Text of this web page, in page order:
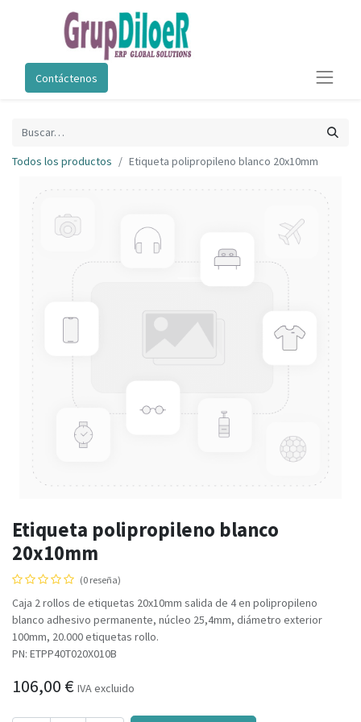
Contáctenos
Todos los productos Etiqueta polipropileno blanco 20x10mm
Etiqueta polipropileno blanco
20x10mm
(0 reseña)
Caja 2 rollos de etiquetas 20x10mm salida de 4 en polipropileno
blanco adhesivo permanente, núcleo 25,4mm, diámetro exterior
100mm, 20.000 etiquetas rollo.
PN: ETPP40T020X010B
106,00 € IVA excluido